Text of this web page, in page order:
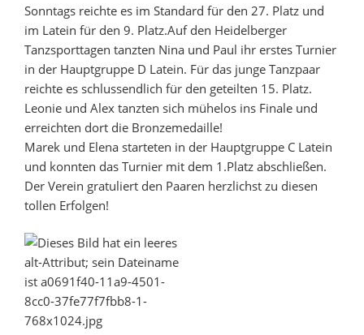
Sonntags reichte es im Standard für den 27. Platz und
im Latein für den 9. Platz.Auf den Heidelberger
Tanzsporttagen tanzten Nina und Paul ihr erstes Turnier
in der Hauptgruppe D Latein. Für das junge Tanzpaar
reichte es schlussendlich für den geteilten 15. Platz.
Leonie und Alex tanzten sich mühelos ins Finale und
erreichten dort die Bronzemedaille!
Marek und Elena starteten in der Hauptgruppe C Latein
und konnten das Turnier mit dem 1.Platz abschließen.
Der Verein gratuliert den Paaren herzlichst zu diesen
tollen Erfolgen!